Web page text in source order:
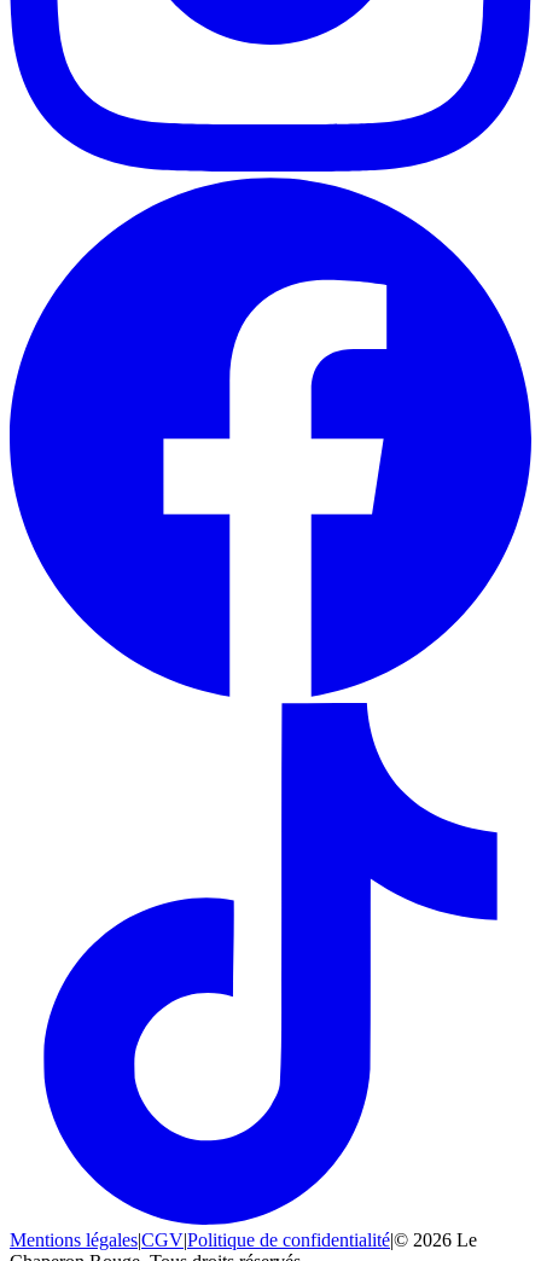
Mentions légales|CGV|Politique de confidentialité|© 2026 Le